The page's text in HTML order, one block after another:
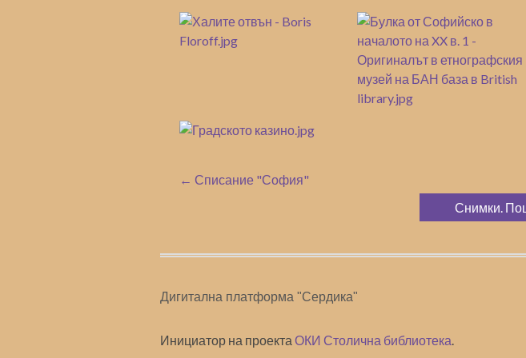
← Списание "София"
Снимки.
Дигитална платформа "Сердика"
Инициатор на проекта ОКИ Столична библиотека.